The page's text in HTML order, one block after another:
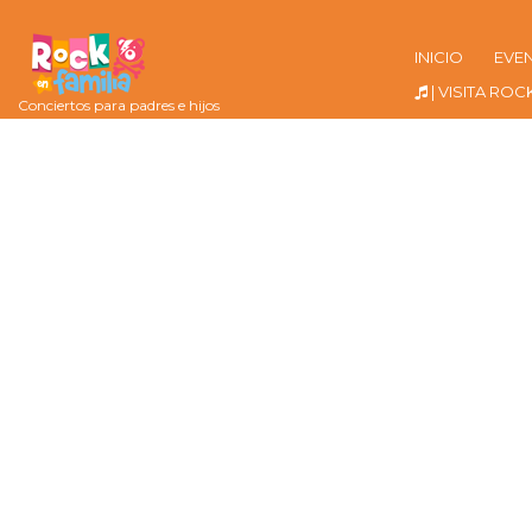
Conciertos para padres e hijos
INICIO
| VISITA